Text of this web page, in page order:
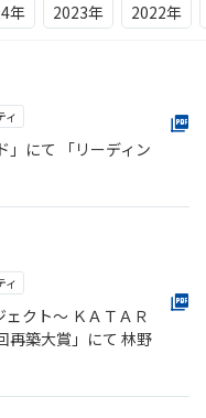
年 2023年 2022年
ィ
」にて 「リーディン
ィ
クト～ ＫＡＴＡＲ
再築大賞」にて 林野